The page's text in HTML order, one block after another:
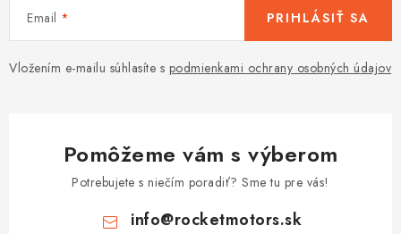
Email
Vložením e-mailu súhlasíte s podmienkami ochrany osobných údajov
PRIHLÁSIŤ SA
Pomôžeme vám s výberom
Potrebujete s niečím poradiť? Sme tu pre vás!
info@rocketmotors.sk